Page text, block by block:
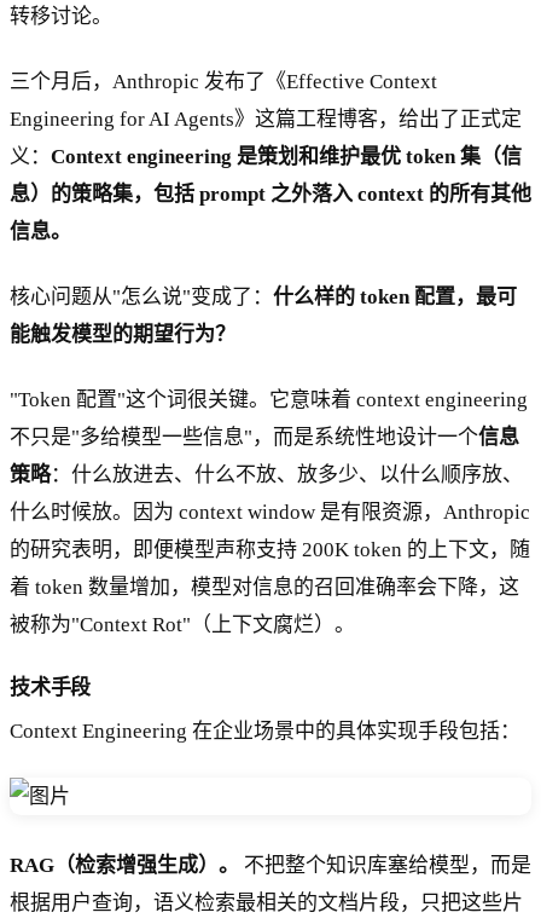
转移讨论。
三个月后，Anthropic 发布了《Effective Context
Engineering for AI Agents》这篇工程博客，给出了正式定
义： Context engineering 是策划和维护最优 token 集（信
息）的策略集，包括 prompt 之外落入 context 的所有其他
信息。
核心问题从"怎么说"变成了： 什么样的 token 配置，最可
能触发模型的期望行为？
"Token 配置"这个词很关键。它意味着 context engineering
不只是"多给模型一些信息"，而是系统性地设计一个信息
策略：什么放进去、什么不放、放多少、以什么顺序放、
什么时候放。因为 context window 是有限资源，Anthropic
的研究表明，即便模型声称支持 200K token 的上下文，随
着 token 数量增加，模型对信息的召回准确率会下降，这
被称为"Context Rot"（上下文腐烂）。
技术手段
Context Engineering 在企业场景中的具体实现手段包括：
RAG（检索增强生成）。
不把整个知识库塞给模型，而是
根据用户查询，语义检索最相关的文档片段，只把这些片